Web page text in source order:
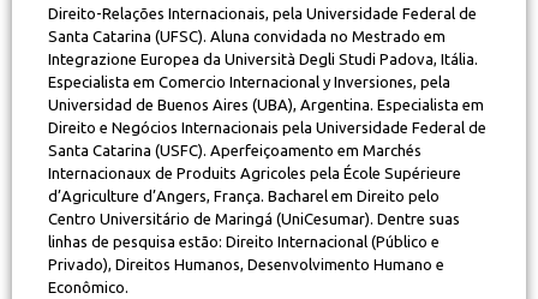
Direito-Relações Internacionais, pela Universidade Federal de
Santa Catarina (UFSC). Aluna convidada no Mestrado em
Integrazione Europea da Università Degli Studi Padova, Itália.
Especialista em Comercio Internacional y Inversiones, pela
Universidad de Buenos Aires (UBA), Argentina. Especialista em
Direito e Negócios Internacionais pela Universidade Federal de
Santa Catarina (USFC). Aperfeiçoamento em Marchés
Internacionaux de Produits Agricoles pela École Supérieure
d’Agriculture d’Angers, França. Bacharel em Direito pelo
Centro Universitário de Maringá (UniCesumar). Dentre suas
linhas de pesquisa estão: Direito Internacional (Público e
Privado), Direitos Humanos, Desenvolvimento Humano e
Econômico.